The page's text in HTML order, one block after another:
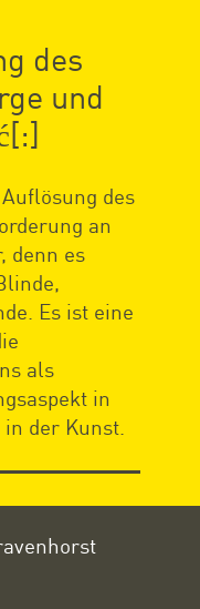
des
und
des
an
denn es
Es ist eine
als
in
der Kunst.